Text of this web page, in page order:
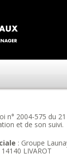
n° 2004-575 du
et de son suivi.
: Groupe
LIVAROT